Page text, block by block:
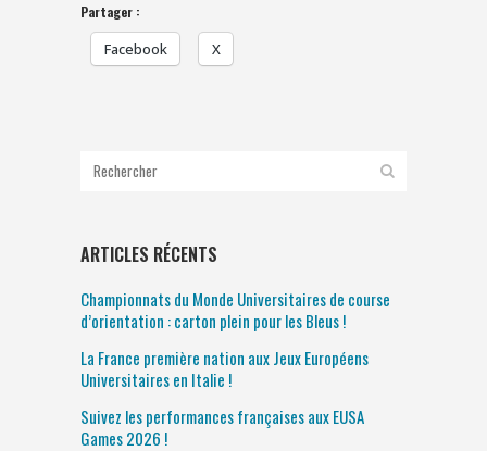
Partager :
Facebook X
ARTICLES RÉCENTS
Championnats du Monde Universitaires de course
d’orientation : carton plein pour les Bleus !
La France première nation aux Jeux Européens
Universitaires en Italie !
Suivez les performances françaises aux EUSA
Games 2026 !